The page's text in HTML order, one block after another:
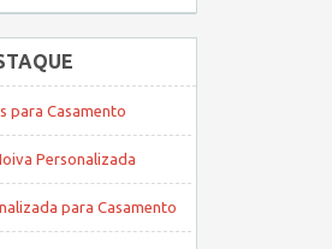
para Casamento
Personalizada
para Casamento